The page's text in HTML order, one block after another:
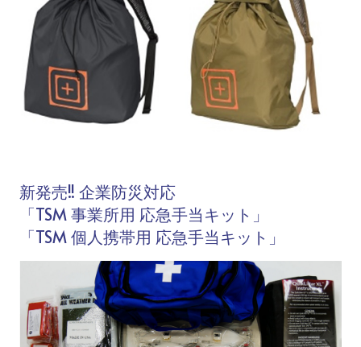
新発売!! 企業防災対応
「TSM 事業所用 応急手当キット」
「TSM 個人携帯用 応急手当キット」